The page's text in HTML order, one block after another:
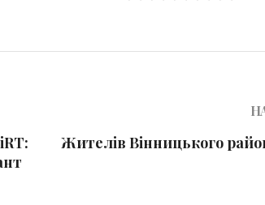
Жителів Вінницького